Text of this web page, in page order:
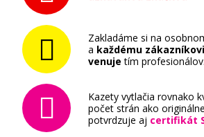
Zakladáme si na
a každému
venuje tím profesionálov.
Kazety vytlačia rovnako
počet strán ako
potvrdzuje aj certifikát